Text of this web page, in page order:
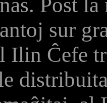
sur
Ilin Ĉefe